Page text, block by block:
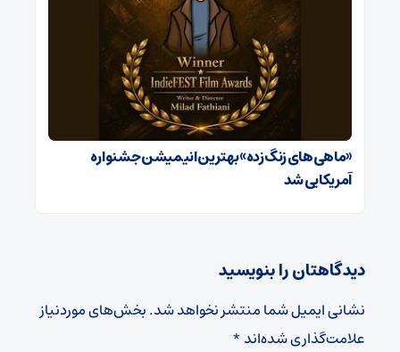
«ماهی‌های زنگ‌زده» بهترین انیمیشن جشنواره
آمریکایی شد
دیدگاهتان را بنویسید
نشانی ایمیل شما منتشر نخواهد شد.بخش‌های موردنیاز
علامت‌گذاری شده‌اند*